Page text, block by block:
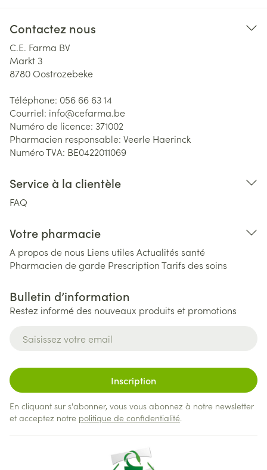
Contactez nous
C.E. Farma BV
Markt 3
8780Oostrozebeke
Téléphone: 056 66 63 14
Courriel: info@cefarma.be
Numéro de licence: 371002
Pharmacien responsable: Veerle Haerinck
Numéro TVA: BE0422011069
Service à la clientèle
FAQ
Votre pharmacie
A propos de nous Liens utiles Actualités santé
Pharmacien de garde PrescriptionTarifs des soins
Bulletin d’information
Restez informé des nouveaux produits et promotions
Inscription
En cliquant sur s'abonner, vous vous abonnez à notre newsletter
et acceptez notre politique de confidentialité.